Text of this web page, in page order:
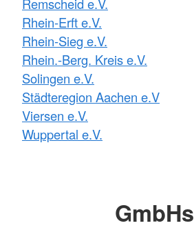
Remscheid e.V.
Rhein-Erft e.V.
Rhein-Sieg e.V.
Rhein.-Berg. Kreis e.V.
Solingen e.V.
Städteregion Aachen e.V
Viersen e.V.
Wuppertal e.V.
GmbHs